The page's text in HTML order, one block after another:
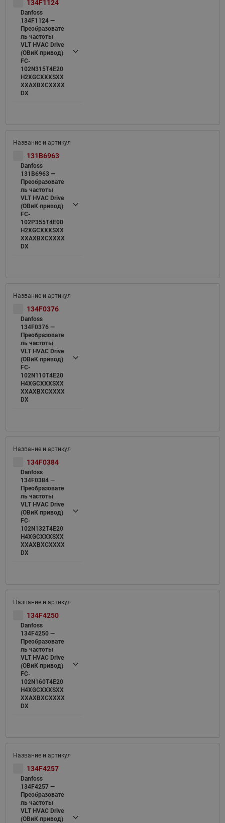
134F1124
Danfoss
134F1124 —
Преобразовате
ль частоты
VLT HVAC Drive
(ОВиК привод)
FC-
102N315T4E20
H2XGCXXXSXX
XXAXBXCXXXX
DX
131B6963
Danfoss
131B6963 —
Преобразовате
ль частоты
VLT HVAC Drive
(ОВиК привод)
FC-
102P355T4E00
H2XGCXXXSXX
XXAXBXCXXXX
DX
134F0376
Danfoss
134F0376 —
Преобразовате
ль частоты
VLT HVAC Drive
(ОВиК привод)
FC-
102N110T4E20
H4XGCXXXSXX
XXAXBXCXXXX
DX
134F0384
Danfoss
134F0384 —
Преобразовате
ль частоты
VLT HVAC Drive
(ОВиК привод)
FC-
102N132T4E20
H4XGCXXXSXX
XXAXBXCXXXX
DX
134F4250
Danfoss
134F4250 —
Преобразовате
ль частоты
VLT HVAC Drive
(ОВиК привод)
FC-
102N160T4E20
H4XGCXXXSXX
XXAXBXCXXXX
DX
134F4257
Danfoss
134F4257 —
Преобразовате
ль частоты
VLT HVAC Drive
(ОВиК привод)